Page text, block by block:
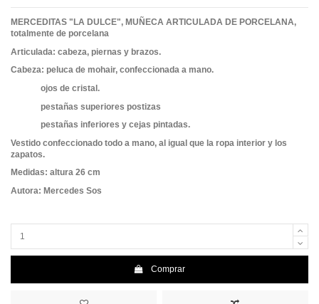
MERCEDITAS "LA DULCE", MUÑECA ARTICULADA DE PORCELANA,
totalmente de porcelana
Articulada: cabeza, piernas y brazos.
Cabeza: peluca de mohair, confeccionada a mano.
ojos de cristal.
pestañas superiores postizas
pestañas inferiores y cejas pintadas.
Vestido confeccionado todo a mano, al igual que la ropa interior y los
zapatos.
Medidas: altura 26 cm
Autora: Mercedes Sos
Comprar